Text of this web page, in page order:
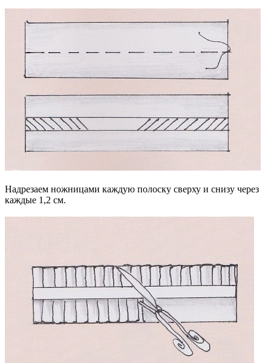
Надрезаем ножницами каждую полоску сверху и снизу через
каждые 1,2 см.